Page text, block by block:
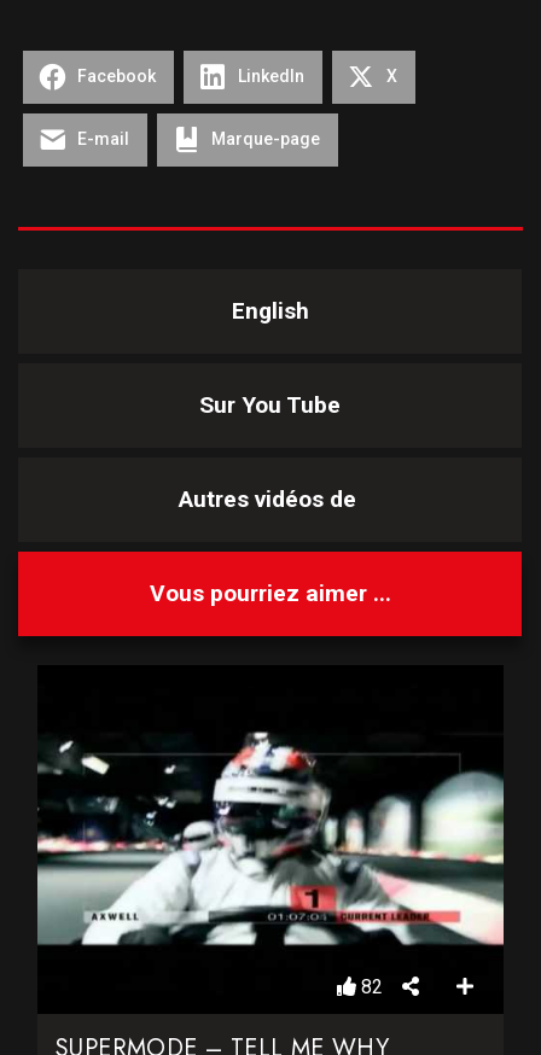
Facebook LinkedIn X
E-mail Marque-page
English
Sur You Tube
Autres vidéos de
Vous pourriez aimer ...
82